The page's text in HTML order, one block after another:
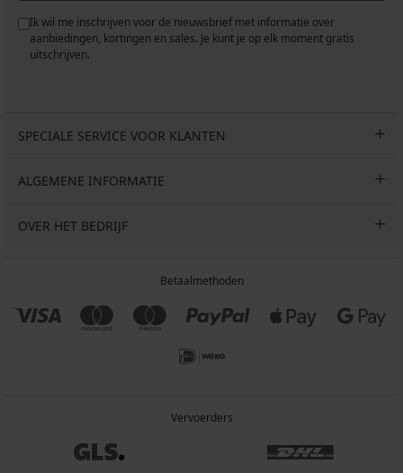
Ik wil me inschrijven voor de nieuwsbrief met informatie over
aanbiedingen, kortingen en sales. Je kunt je op elk moment gratis
uitschrijven.
SPECIALE SERVICE VOOR KLANTEN
ALGEMENE INFORMATIE
OVER HET BEDRIJF
Betaalmethoden
Vervoerders